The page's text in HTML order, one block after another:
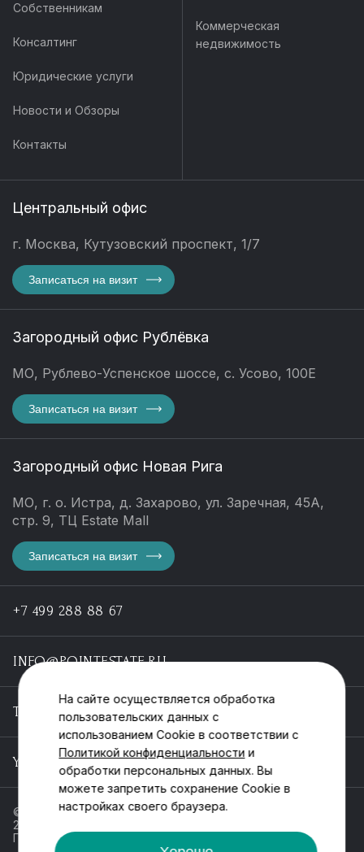
Собственникам
Консалтинг
Юридические услуги
Новости и Обзоры
Контакты
Коммерческая
недвижимость
Центральный офис
г. Москва, Кутузовский проспект, 1/7
Записаться на визит
Загородный офис Рублёвка
МО, Рублево-Успенское шоссе, с. Усово, 100Е
Записаться на визит
Загородный офис Новая Рига
МО, г. о. Истра, д. Захарово, ул. Заречная, 45А,
стр. 9, ТЦ Estate Mall
Записаться на визит
+7 499 288 88 67
INFO@POINTESTATE.RU
TELEGRAM
YOUTUBE
© ООО «Пойнт эстейт», ИНН 55546464612,
2013-2025
Политика обработки персональных данных
На сайте осуществляется обработка
пользовательских данных с
использованием Cookie в соответствии с
Политикой конфиденциальности и
обработки персональных данных. Вы
можете запретить сохранение Cookie в
настройках своего браузера.